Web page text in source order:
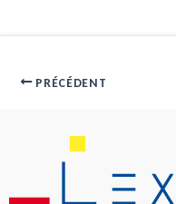
PRÉCÉDENT